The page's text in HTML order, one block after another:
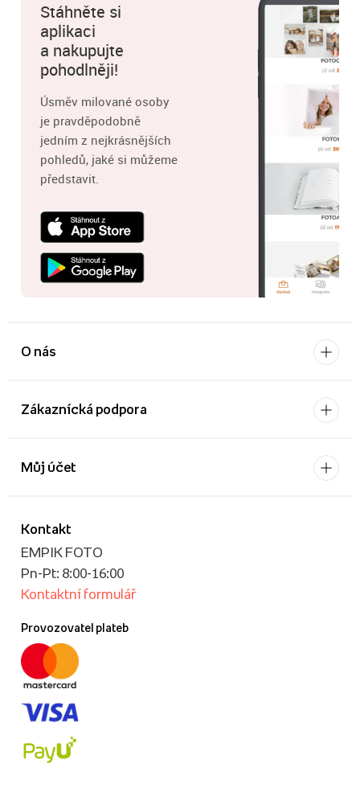
Stáhněte si
aplikaci
a nakupujte
pohodlněji!
Úsměv milované osoby
je pravděpodobně
jedním z nejkrásnějších
pohledů, jaké si můžeme
představit.
O nás
Zákaznícká podpora
Kontakt
EMPIK FOTO
Pn-Pt: 8:00-16:00
Kontaktní formulář
Provozovatel plateb
Můj účet